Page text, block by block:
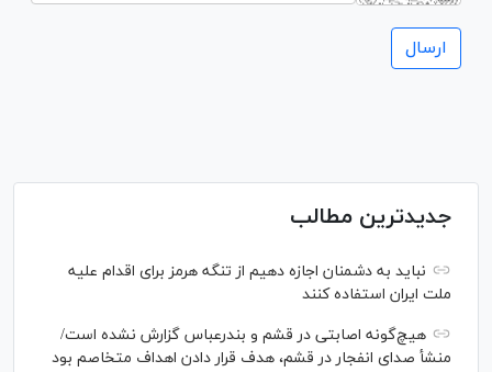
جدیدترین مطالب
نباید به دشمنان اجازه دهیم از تنگه هرمز برای اقدام علیه
ملت ایران استفاده کنند
هیچ‌گونه اصابتی در قشم و بندرعباس گزارش نشده است/
منشأ صدای انفجار در قشم، هدف قرار دادن اهداف متخاصم بود